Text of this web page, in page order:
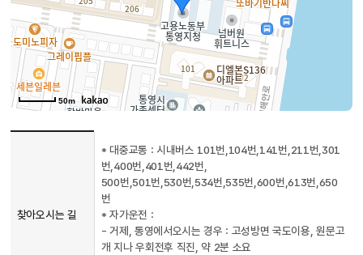
50m
주소,
찾아오시는 길
* 대중교통 : 시내버스 101번,104번,141번,211번,301
번,400번,401번,442번,
500번,501번,530번,534번,535번,600번,613번,650
번
* 자가운전 :
- 거제, 통영에서오시는 경우 : 고성방면 국도이용, 원문고
개 지나 우회전후 직진, 약 2분 소요